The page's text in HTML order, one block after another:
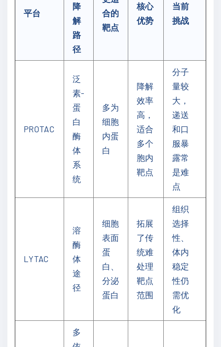
平台
降
解
路
径
合的
靶点
核心
优势
当前
挑战
PROTAC
泛
素-
蛋
白
酶
体
系
统
多为
细胞
内蛋
白
降解
效率
高，
适合
多个
胞内
靶点
分子
量较
大，
递送
和口
服暴
露常
是难
点
LYTAC
溶
酶
体
途
径
细胞
表面
蛋
白、
分泌
蛋白
拓展
了传
统难
处理
靶点
范围
组织
选择
性、
体内
稳定
性仍
需优
化
多